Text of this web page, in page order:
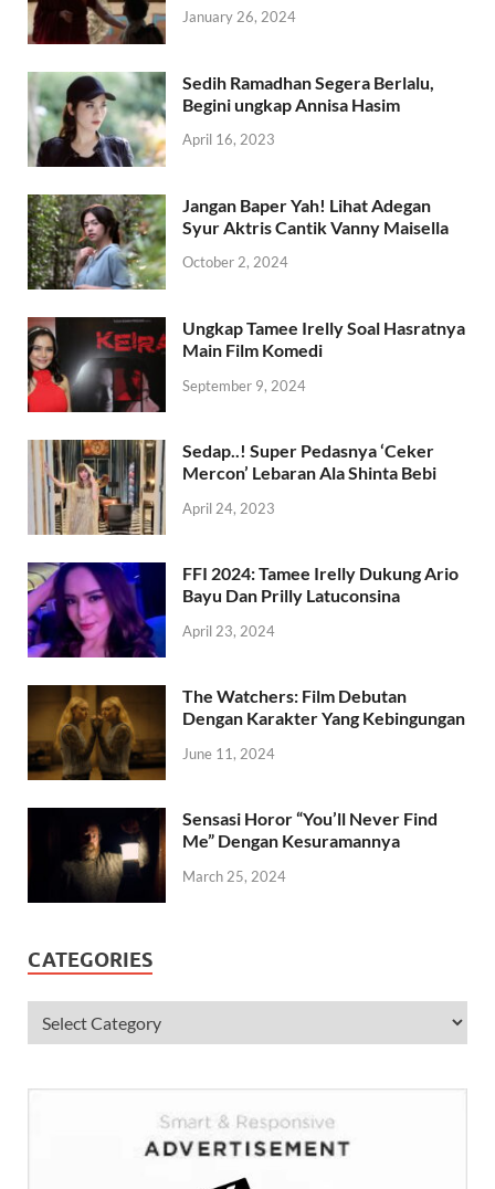
January 26, 2024
Sedih Ramadhan Segera Berlalu,
Begini ungkap Annisa Hasim
April 16, 2023
Jangan Baper Yah! Lihat Adegan
Syur Aktris Cantik Vanny Maisella
October 2, 2024
Ungkap Tamee Irelly Soal Hasratnya
Main Film Komedi
September 9, 2024
Sedap..! Super Pedasnya ‘Ceker
Mercon’ Lebaran Ala Shinta Bebi
April 24, 2023
FFI 2024: Tamee Irelly Dukung Ario
Bayu Dan Prilly Latuconsina
April 23, 2024
The Watchers: Film Debutan
Dengan Karakter Yang Kebingungan
June 11, 2024
Sensasi Horor “You’ll Never Find
Me” Dengan Kesuramannya
March 25, 2024
CATEGORIES